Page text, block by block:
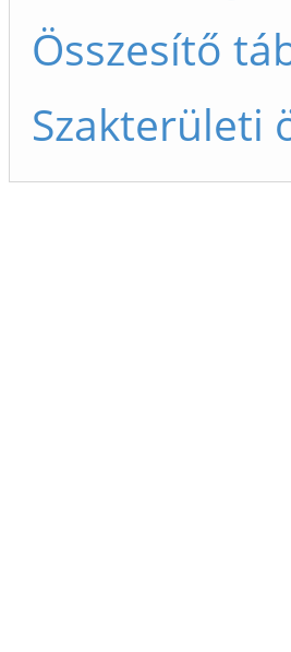
Összesítő
Szakterületi